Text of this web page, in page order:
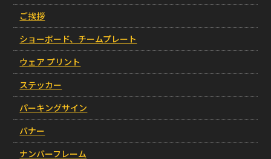
ご挨拶
ショーボード、チームプレート
ウェア プリント
ステッカー
パーキングサイン
バナー
ナンバーフレーム